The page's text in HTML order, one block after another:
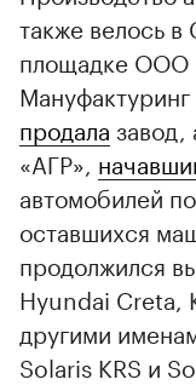
также велось
площадке ООО
продала завод,
«АГР»,
автомобилей
оставшихся
продолжился
Hyundai Creta,
другими
Solaris KRS и